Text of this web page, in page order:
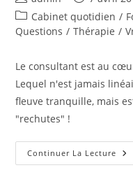
de
la
publiée :
Post
category:
Cabinet quotidien /
Questions / Thérapie /
Le consultant est au
Lequel n'est jamais
fleuve tranquille, mais
"rechutes" !
Continuer La Lecture